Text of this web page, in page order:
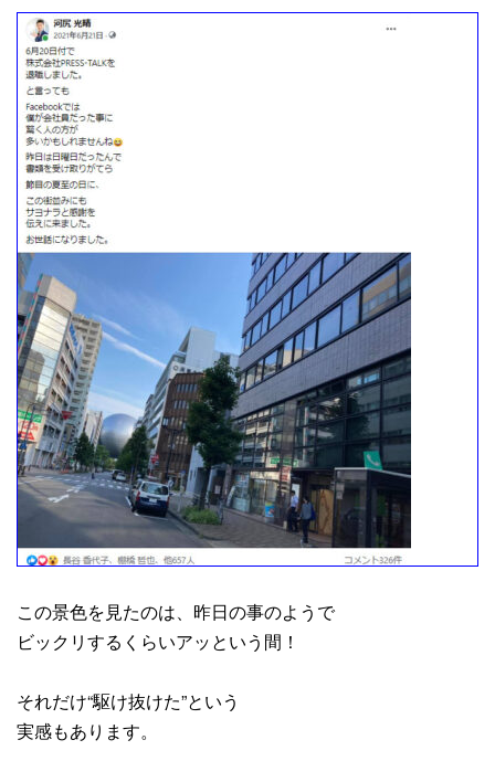
この景色を見たのは、昨日の事のようで
ビックリするくらいアッという間！
それだけ“駆け抜けた”という
実感もあります。